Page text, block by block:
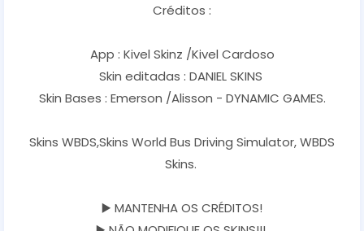
Créditos :
App : Kivel Skinz /Kivel Cardoso
Skin editadas : DANIEL SKINS
Skin Bases : Emerson /Alisson - DYNAMIC GAMES.
Skins WBDS,Skins World Bus Driving Simulator, WBDS
Skins.
▶️ MANTENHA OS CRÉDITOS!